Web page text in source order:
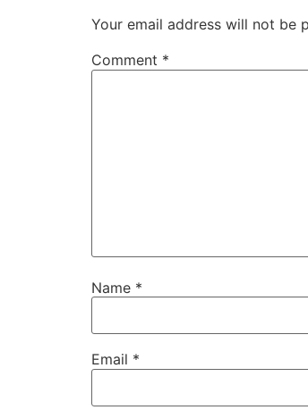
Your email address will not be
Comment *
Name *
Email *